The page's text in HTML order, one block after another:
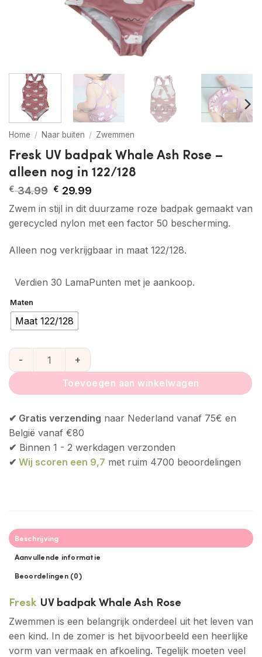
Home / Naar buiten / Zwemmen
Fresk UV badpak Whale Ash Rose –
alleen nog in 122/128
€34.99 Oorspronkelijke
was:
€ 34.99.
€ 29.99
is:
€ 29.99.
Zwem in stijl in dit duurzame roze badpak gemaakt van
gerecycled nylon met een factor 50 bescherming.
Alleen nog verkrijgbaar in maat 122/128.
Verdien 30 LamaPunten met je aankoop.
Maten
Maat 122/128
Fresk UV badpak Whale Ash Rose - alleen nog in 122/128
Toevoegen aan winkelwagen
✔ Gratis verzending naar Nederland vanaf 75€ en
België vanaf €80
✔ Binnen 1 - 2 werkdagen verzonden
✔ Wij scoren een 9,7 met ruim 4700 beoordelingen
Beschrijving
Aanvullende informatie
Beoordelingen (0)
Fresk UV badpak Whale Ash Rose
Zwemmen is een belangrijk onderdeel uit het leven van
een kind. In de zomer is het bijvoorbeeld een heerlijke
vorm van vermaak en afkoeling. Tegelijk moeten veel